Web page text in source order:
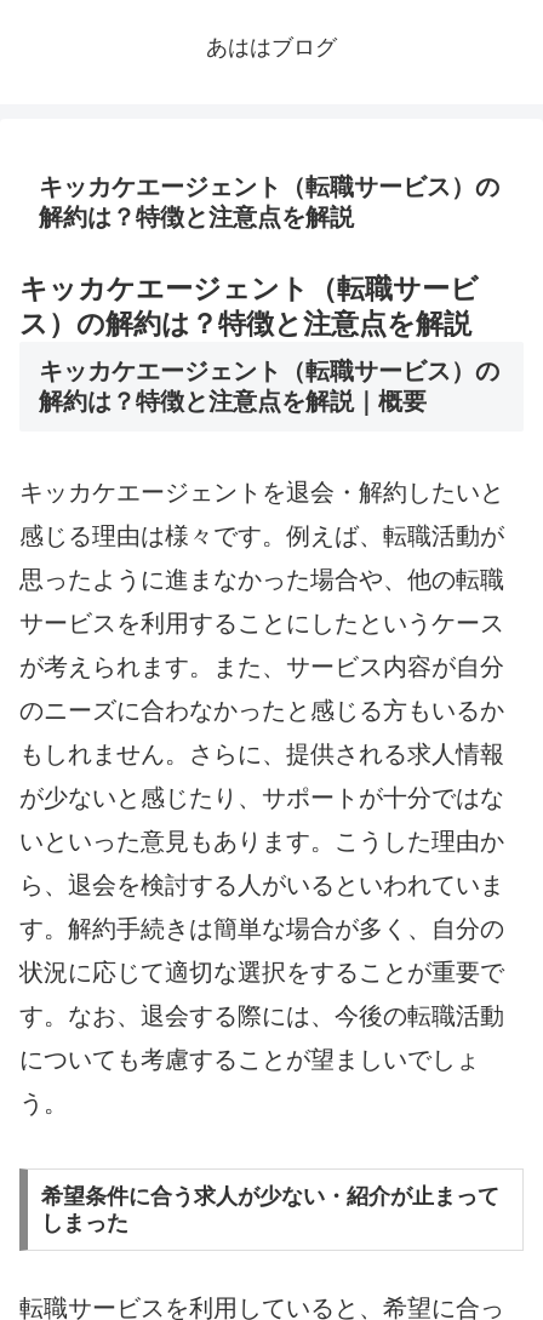
あははブログ
キッカケエージェント（転職サービス）の
解約は？特徴と注意点を解説
キッカケエージェント（転職サービ
ス）の解約は？特徴と注意点を解説
キッカケエージェント（転職サービス）の
解約は？特徴と注意点を解説｜概要
キッカケエージェントを退会・解約したいと
感じる理由は様々です。例えば、転職活動が
思ったように進まなかった場合や、他の転職
サービスを利用することにしたというケース
が考えられます。また、サービス内容が自分
のニーズに合わなかったと感じる方もいるか
もしれません。さらに、提供される求人情報
が少ないと感じたり、サポートが十分ではな
いといった意見もあります。こうした理由か
ら、退会を検討する人がいるといわれていま
す。解約手続きは簡単な場合が多く、自分の
状況に応じて適切な選択をすることが重要で
す。なお、退会する際には、今後の転職活動
についても考慮することが望ましいでしょ
う。
希望条件に合う求人が少ない・紹介が止まって
しまった
転職サービスを利用していると、希望に合っ